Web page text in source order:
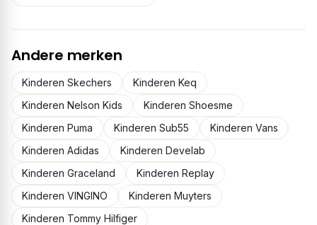
Andere merken
Kinderen Skechers
Kinderen Keq
Kinderen Nelson Kids
Kinderen Shoesme
Kinderen Puma
Kinderen Sub55
Kinderen Vans
Kinderen Adidas
Kinderen Develab
Kinderen Graceland
Kinderen Replay
Kinderen VINGINO
Kinderen Muyters
Kinderen Tommy Hilfiger